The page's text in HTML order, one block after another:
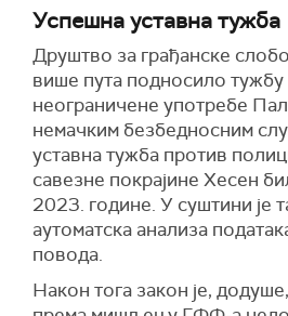
Успешна уставна тужба
Друштво за грађанске
више пута подносило тужбу
неограничене употребе
немачким безбедносним
уставна тужба против
савезне покрајине Хесен
2023. године. У суштини је
аутоматска анализа
повода.
Након тога закон је,